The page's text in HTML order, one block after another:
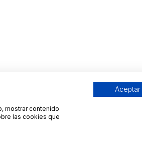
mostrar contenido
las cookies que